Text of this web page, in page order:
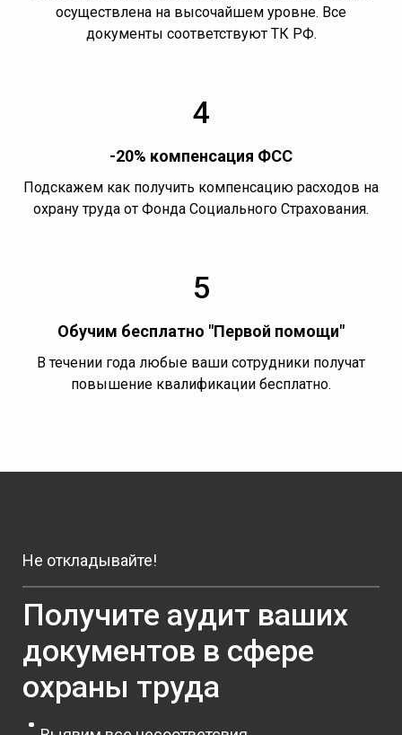
осуществлена на высочайшем уровне. Все
документы соответствуют ТК РФ.
4
-20% компенсация ФСС
Подскажем как получить компенсацию расходов на
охрану труда от Фонда Социального Страхования.
5
Обучим бесплатно "Первой помощи"
В течении года любые ваши сотрудники получат
повышение квалификации бесплатно.
Не откладывайте!
Получите аудит ваших
документов в сфере
охраны труда